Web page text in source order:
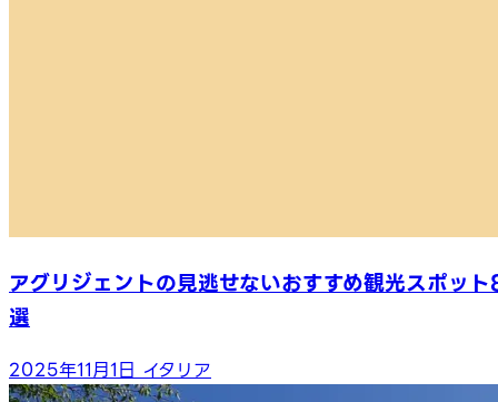
アグリジェントの見逃せないおすすめ観光スポッ
選
2025年11月1日 イタリア